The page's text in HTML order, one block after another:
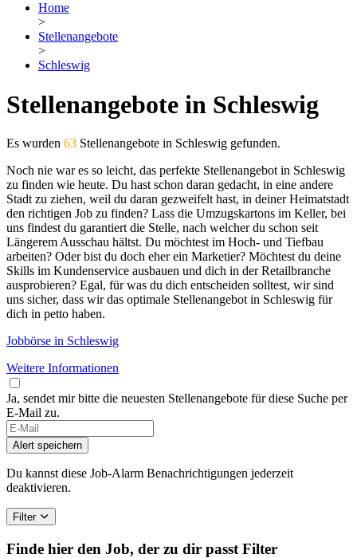
Home
>
Stellenangebote
>
Schleswig
Stellenangebote in Schleswig
Es wurden 63 Stellenangebote in Schleswig gefunden.
Noch nie war es so leicht, das perfekte Stellenangebot in Schleswig
zu finden wie heute. Du hast schon daran gedacht, in eine andere
Stadt zu ziehen, weil du daran gezweifelt hast, in deiner Heimatstadt
den richtigen Job zu finden? Lass die Umzugskartons im Keller, bei
uns findest du garantiert die Stelle, nach welcher du schon seit
Längerem Ausschau hältst. Du möchtest im Hoch- und Tiefbau
arbeiten? Oder bist du doch eher ein Marketier? Möchtest du deine
Skills im Kundenservice ausbauen und dich in der Retailbranche
ausprobieren? Egal, für was du dich entscheiden solltest, wir sind
uns sicher, dass wir das optimale Stellenangebot in Schleswig für
dich in petto haben.
Jobbörse in Schleswig
Weitere Informationen
Ja, sendet mir bitte die neuesten Stellenangebote für diese Suche per
E-Mail zu.
Alert speichern
Du kannst diese Job-Alarm Benachrichtigungen jederzeit
deaktivieren.
Filter
Finde hier den Job, der zu dir passt Filter